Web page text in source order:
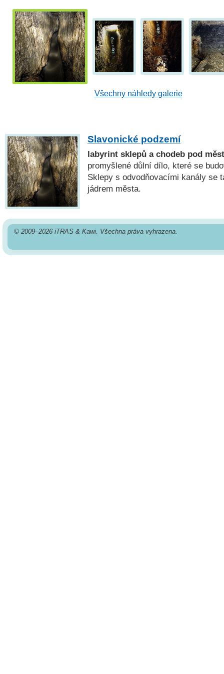
Všechny náhledy galerie
Slavonické podzemí
labyrint sklepů a chodeb pod
promyšlené důlní dílo, které se
Sklepy s odvodňovacími kanály se
jádrem města.
© 2009–2026 iTRAS & Kawi. Všechna práva vyhrazena.